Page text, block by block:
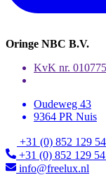
Oringe NBC B.V.
KvK nr.
Oudeweg 43
9364 PR Nuis
+31 (0) 852 129
+31 (0) 852 129
info@freelux.nl